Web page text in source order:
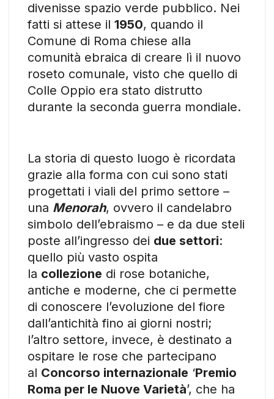
divenisse spazio verde pubblico. Nei
fatti si attese il 1950, quando il
Comune di Roma chiese alla
comunità ebraica di creare lì il nuovo
roseto comunale, visto che quello di
Colle Oppio era stato distrutto
durante la seconda guerra mondiale.
La storia di questo luogo è ricordata
grazie alla forma con cui sono stati
progettati i viali del primo settore –
una Menorah, ovvero il candelabro
simbolo dell’ebraismo – e da due steli
poste all’ingresso dei due settori:
quello più vasto ospita
la collezione di rose botaniche,
antiche e moderne, che ci permette
di conoscere l’evoluzione del fiore
dall’antichità fino ai giorni nostri;
l’altro settore, invece, è destinato a
ospitare le rose che partecipano
al Concorso internazionale ‘Premio
Roma per le Nuove Varietà’, che ha